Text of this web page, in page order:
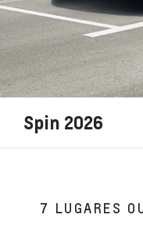
Spin 2026
7 LUGARES